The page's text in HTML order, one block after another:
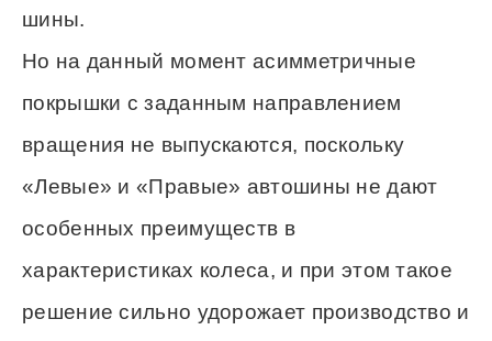
шины.
Но на данный момент асимметричные
покрышки с заданным направлением
вращения не выпускаются, поскольку
«Левые» и «Правые» автошины не дают
особенных преимуществ в
характеристиках колеса, и при этом такое
решение сильно удорожает производство и